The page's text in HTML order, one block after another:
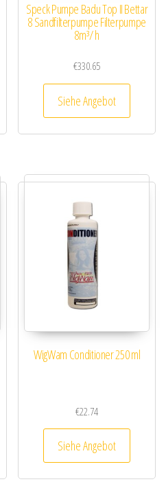
Speck Pumpe Badu Top II Bettar
8 Sandfilterpumpe Filterpumpe
8m³/ h
€330.65
Siehe Angebot
WigWam Conditioner 250 ml
€22.74
Siehe Angebot